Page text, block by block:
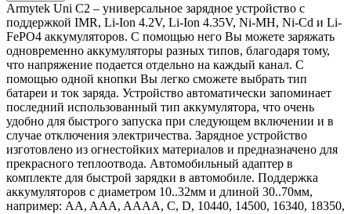
Armytek Uni C2 – универсальное зарядное устройство с
поддержкой IMR, Li-Ion 4.2V, Li-Ion 4.35V, Ni-MH, Ni-Cd и Li-
FePO4 аккумуляторов. С помощью него Вы можете заряжать
одновременно аккумуляторы разных типов, благодаря тому,
что напряжение подается отдельно на каждый канал. С
помощью одной кнопки Вы легко сможете выбрать тип
батареи и ток заряда. Устройство автоматически запоминает
последний использованный тип аккумулятора, что очень
удобно для быстрого запуска при следующем включении и в
случае отключения электричества. Зарядное устройство
изготовлено из огнестойких материалов и предназначено для
прекрасного теплоотвода. Автомобильный адаптер в
комплекте для быстрой зарядки в автомобиле. Поддержка
аккумуляторов с диаметром 10..32мм и длиной 30..70мм,
например: AA, AAA, AAAA, C, D, 10440, 14500, 16340, 18350,